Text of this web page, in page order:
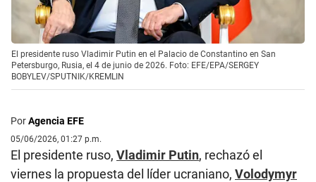
El presidente ruso Vladimir Putin en el Palacio de Constantino en San
Petersburgo, Rusia, el 4 de junio de 2026. Foto: EFE/EPA/SERGEY
BOBYLEV/SPUTNIK/KREMLIN
PorAgencia EFE
05/06/2026, 01:27 p.m.
El presidente ruso, Vladimir Putin, rechazó el
viernes la propuesta del líder ucraniano, Volodymyr